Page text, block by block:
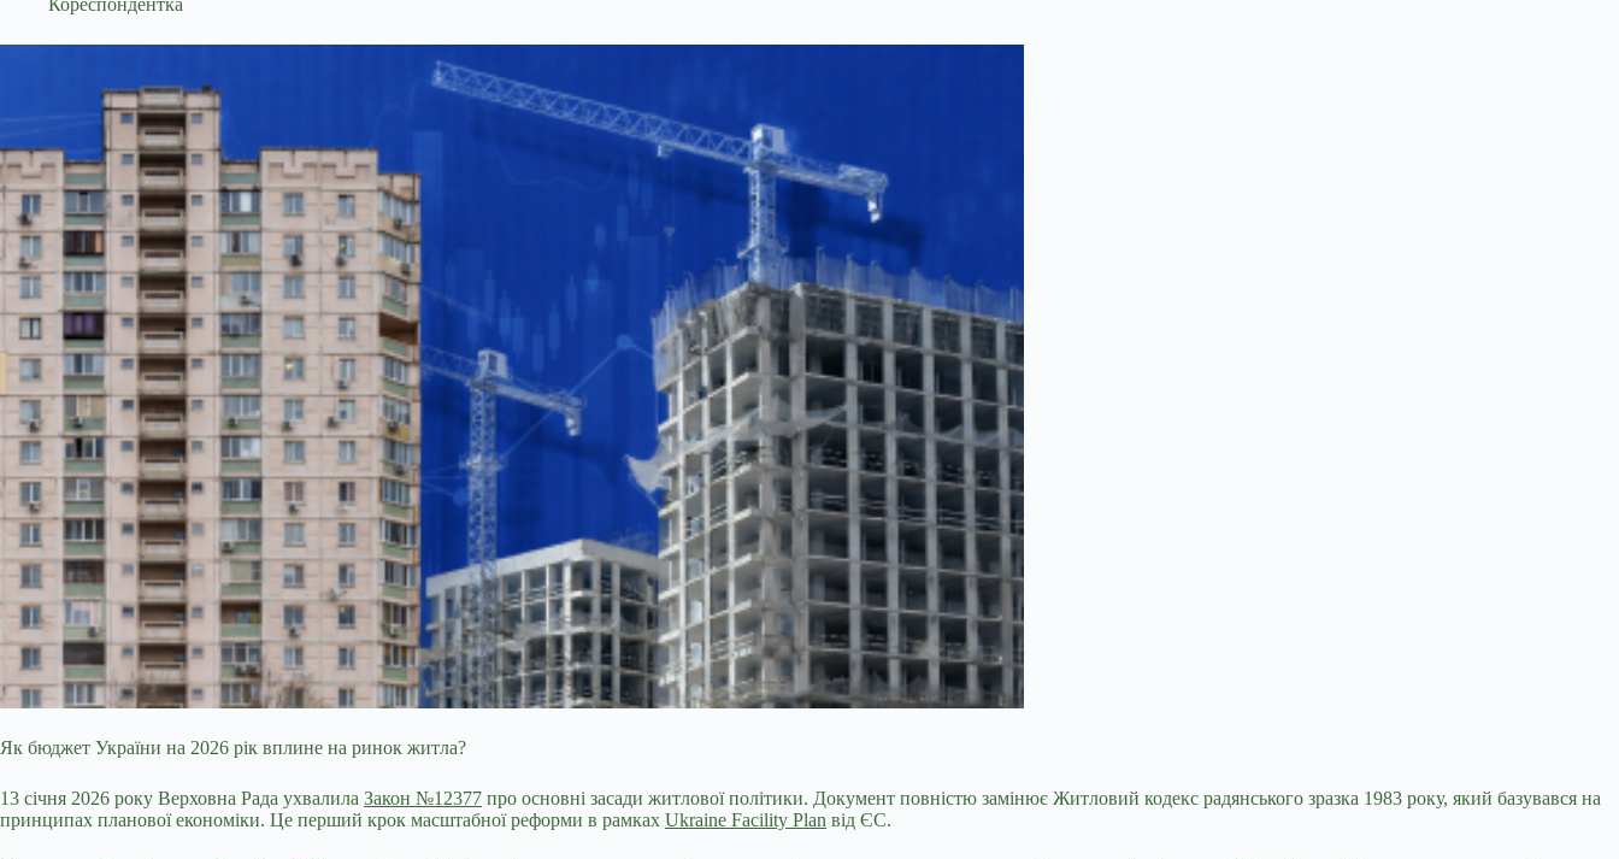
Кореспондентка
Як бюджет України на 2026 рік вплине на ринок житла?
13 січня 2026 року Верховна Рада ухвалила Закон №12377 про основні засади житловоїполітики. Документ повністю замінює Житловий кодекс радянського зразка 1983 року, який базувався на
принципах планової економіки. Це перший крок масштабної реформи в рамках Ukraine Facility Plan від ЄС.